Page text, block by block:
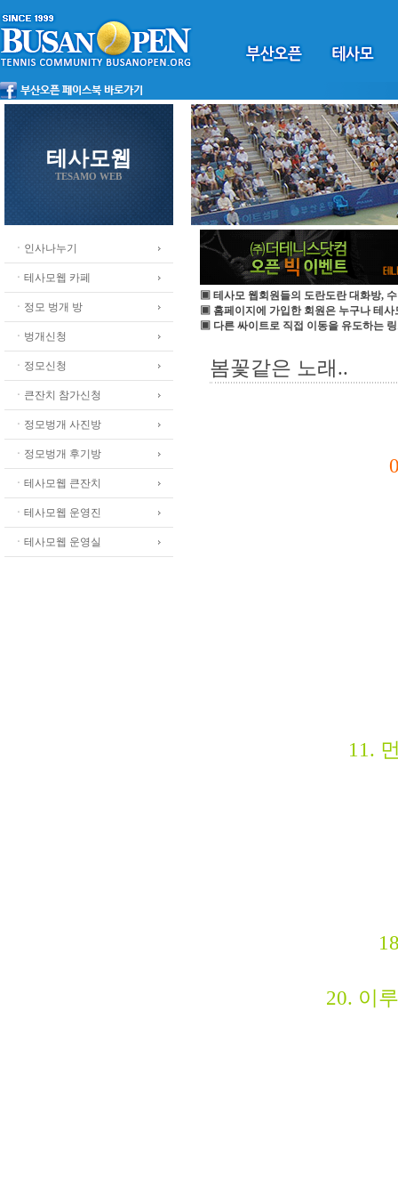
테사모웹
TESAMO WEB
ㆍ인사나누기
ㆍ테사모웹 카페
ㆍ정모 벙개 방
ㆍ벙개신청
ㆍ정모신청
ㆍ큰잔치 참가신청
ㆍ정모벙개 사진방
ㆍ정모벙개 후기방
ㆍ테사모웹 큰잔치
ㆍ테사모웹 운영진
ㆍ테사모웹 운영실
▣ 테사모 웹회원들의 도란도란 대화방,
▣ 홈페이지에 가입한 회원은 누구나 테사
▣ 다른 싸이트로 직접 이동을 유도하는
봄꽃같은 노래..
11.
20. 이